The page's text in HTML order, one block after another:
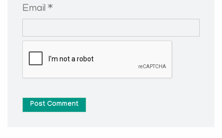
Email *
Post Comment